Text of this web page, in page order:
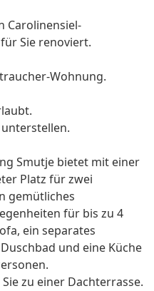
Carolinensiel-
Sie renoviert.
Wohnung.
Smutje bietet mit einer
Platz für zwei
gemütliches
für bis zu 4
ein separates
und eine Küche
zu einer Dachterrasse.